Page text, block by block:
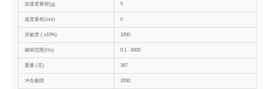
加速度量程(g) 5
速度量程(in/s) 0
灵敏度 ( ±10%) 1000
频响范围(Hz) 0.1 - 6000
重量 (克) 367
冲击极限 2000